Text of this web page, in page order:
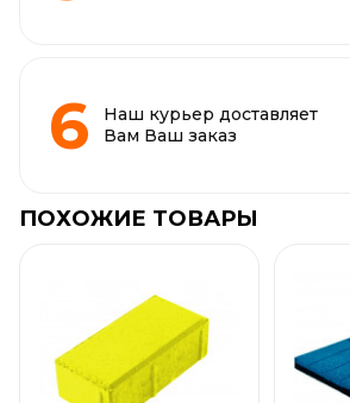
Наш курьер доставляет
Вам Ваш заказ
ПОХОЖИЕ ТОВАРЫ